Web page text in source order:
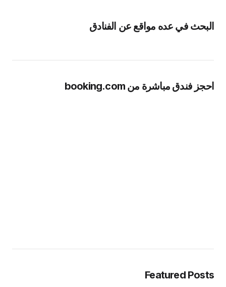
البحث في عده مواقع عن الفنادق
احجز فندق مباشرة من booking.com
Featured Posts